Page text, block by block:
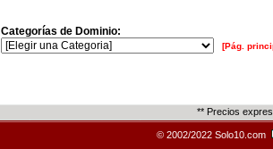
Categorías de Dominio:
[Pág.
** Precios
© 2002/2022 Solo10.com